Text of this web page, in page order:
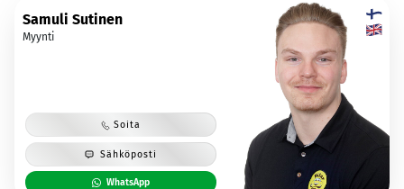
Samuli Sutinen
Myynti
Soita
Sähköposti
WhatsApp